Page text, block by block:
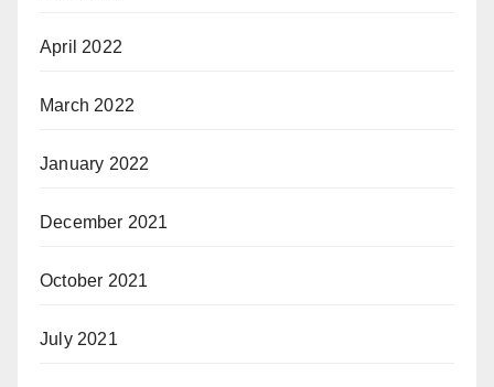
April 2022
March 2022
January 2022
December 2021
October 2021
July 2021